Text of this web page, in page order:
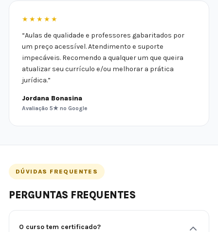
★★★★★
“Aulas de qualidade e professores gabaritados por
um preço acessível. Atendimento e suporte
impecáveis. Recomendo a qualquer um que queira
atualizar seu currículo e/ou melhorar a prática
jurídica.”
Jordana Bonasina
Avaliação 5★ no Google
DÚVIDAS FREQUENTES
PERGUNTAS FREQUENTES
O curso tem certificado?